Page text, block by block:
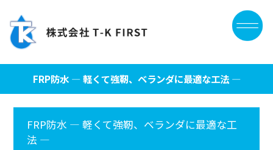
FRP防水 ― 軽くて強靭、ベランダに最適な工法 ―
FRP防水 ― 軽くて強靭、ベランダに最適な工
法 ―